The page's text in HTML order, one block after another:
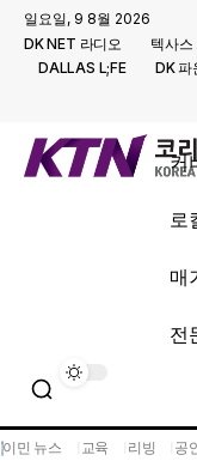
일요일, 9 8월 2026
DK NET 라디오
텍사스
DALLAS L;FE
DK 파
커
로
매
전
이민 뉴스 교육 리빙 공